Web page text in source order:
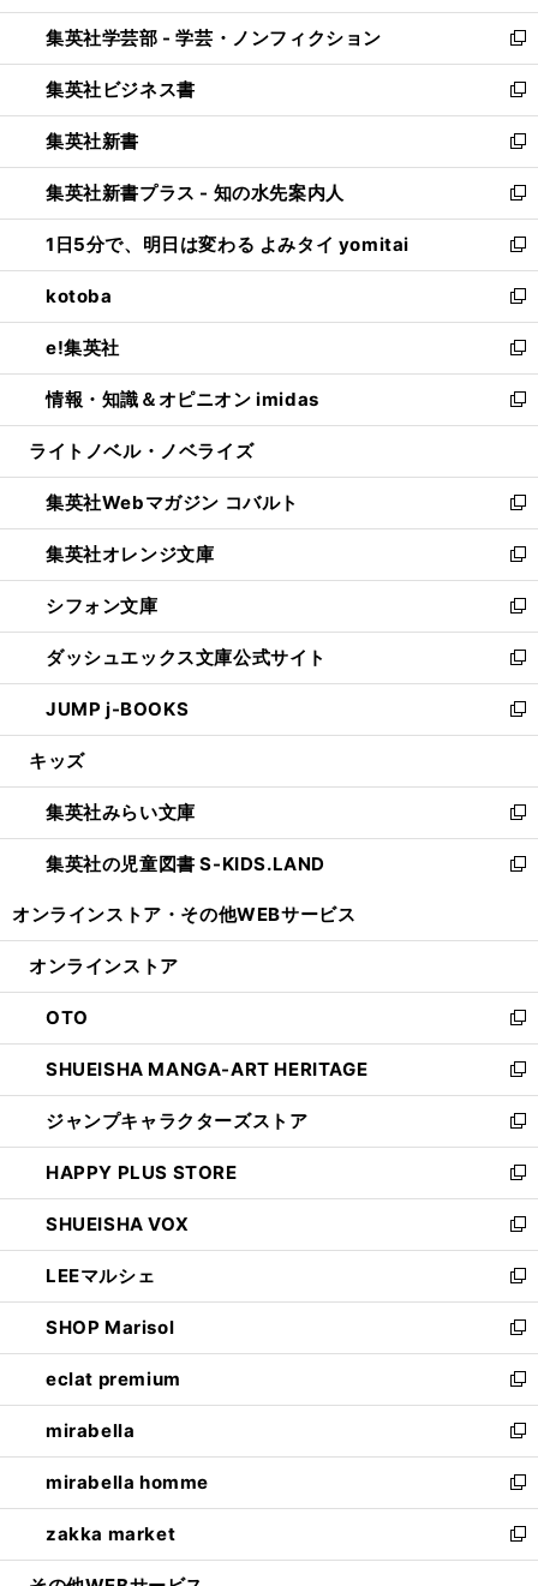
開
く
ウ
で
開
く
ン
ド
ウ
で
開
く
ウ
ィ
ン
ド
ウ
で
開
く
集英社学芸部 - 学芸・ノンフィクション
新
し
い
ウ
ィ
ン
ド
ウ
で
開
く
集英社ビジネス書
新
し
い
ウ
ィ
ン
ド
ウ
で
開
く
集英社新書
新
し
い
ウ
ィ
ン
ド
ウ
で
開
く
集英社新書プラス - 知の水先案内人
新
し
い
ウ
ィ
ン
ド
ウ
で
開
1日5分で、明日は変わる よみタイ yomitai
新
し
い
ウ
ィ
ン
ド
ウ
開
く
kotoba
新
し
い
ウ
ィ
ン
ウ
で
開
く
e!集英社
新
し
い
ウ
ン
ド
ウ
で
開
く
情報・知識＆オピニオン imidas
新
し
ウ
ィ
ン
ド
ウ
で
開
く
ライトノベル・ノベライズ
集英社Webマガジン コバルト
新
し
い
ウ
ィ
ン
ド
ウ
で
開
集英社オレンジ文庫
新
し
い
ウ
ィ
ン
ド
ウ
開
く
シフォン文庫
新
し
い
ウ
ィ
ン
ウ
で
開
く
ダッシュエックス文庫公式サイト
新
し
い
ウ
ン
ド
ウ
で
JUMP j-BOOKS
新
し
ウ
ィ
ン
ド
開
キッズ
集英社みらい文庫
新
し
い
ン
ウ
で
開
く
集英社の児童図書 S-KIDS.LAND
新
ウ
ン
ド
ウ
で
開
く
オンラインストア・ その他WEBサービス
オンラインストア
OTO
新
し
い
ウ
ィ
ン
ド
ウ
で
開
く
SHUEISHA MANGA-ART HERITAGE
新
し
い
ウ
ィ
ン
ド
ウ
で
開
く
ジャンプキャラクターズストア
新
し
い
ウ
ィ
ン
ド
ウ
で
開
く
HAPPY PLUS STORE
新
し
い
ウ
ィ
ン
ド
ウ
で
開
く
SHUEISHA VOX
新
し
い
ウ
ィ
ン
ド
ウ
で
開
く
LEEマルシェ
新
し
い
ウ
ィ
ン
ド
ウ
で
開
く
SHOP Marisol
新
し
い
ウ
ィ
ン
ド
ウ
で
開
eclat premium
新
し
い
ウ
ィ
ン
ド
ウ
mirabella
新
し
い
ウ
ィ
ン
mirabella homme
新
し
い
ウ
zakka market
新
し